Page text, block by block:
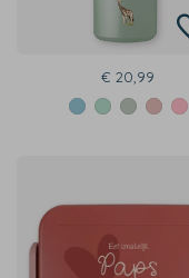
€ 20,99